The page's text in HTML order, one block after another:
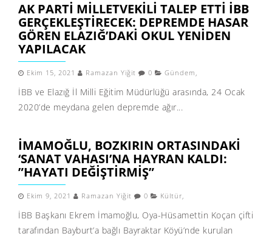
AK PARTİ MİLLETVEKİLİ TALEP ETTİ İBB
GERÇEKLEŞTİRECEK: DEPREMDE HASAR
GÖREN ELAZIĞ’DAKİ OKUL YENİDEN
YAPILACAK
Ekim 15, 2021 Ramazan Yiğit 0 Gündem ,
İBB ve Elazığ İl Milli Eğitim Müdürlüğü arasında, 24 Ocak
2020’de meydana gelen depremde ağır...
İMAMOĞLU, BOZKIRIN ORTASINDAKİ
‘SANAT VAHASI’NA HAYRAN KALDI:
”HAYATI DEĞİŞTİRMİŞ”
Ekim 9, 2021 Ramazan Yiğit 0 Kültür,
İBB Başkanı Ekrem İmamoğlu, Oya-Hüsamettin Koçan çifti
tarafından Bayburt’a bağlı Bayraktar Köyü’nde kurulan